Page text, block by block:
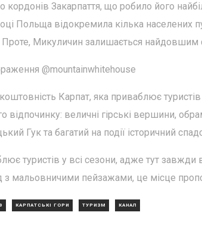
кордонів Закарпаття, що робило його
Польща відокремила кілька населених
Микуличин залишається найдовшим
@mountainwhitehouse
Карпат, яка приваблює туристів
відпочинку: величні гірські вершини,
Гук та багатий на події історичний
туристів у всі сезони, адже тут завжди
з мальовничими пейзажами, це місце
КАРПАТСЬКІ ГОРИ ТУРИЗМ КАНАЛ